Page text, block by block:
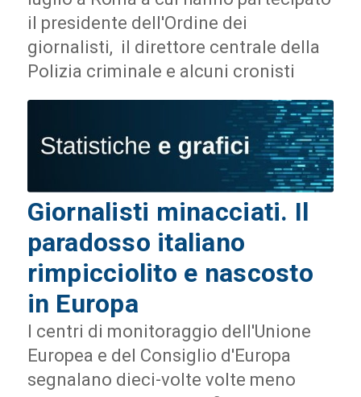
il presidente dell'Ordine dei
giornalisti, il direttore centrale della
Polizia criminale e alcuni cronisti
Giornalisti minacciati. Il
paradosso italiano
rimpicciolito e nascosto
in Europa
I centri di monitoraggio dell'Unione
Europea e del Consiglio d'Europa
segnalano dieci-volte volte meno